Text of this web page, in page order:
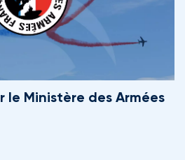
le Ministère des Armées